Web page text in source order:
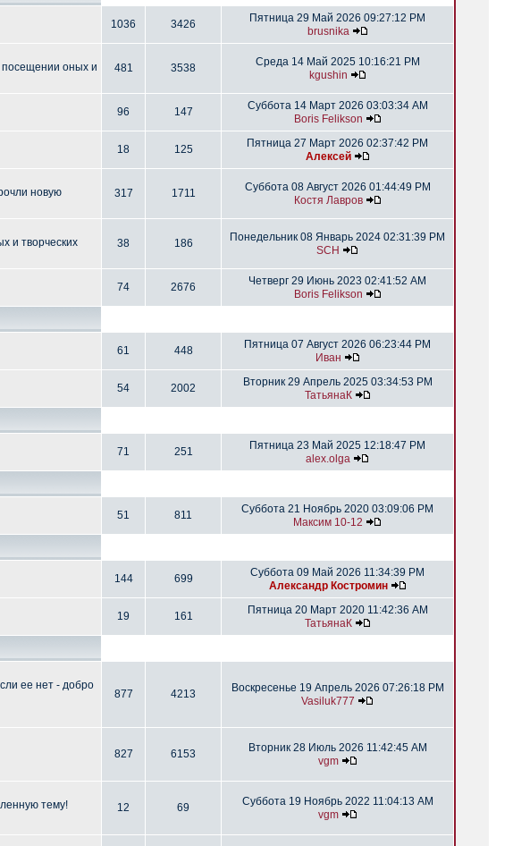
1036 3426
Пятница 29 Май 2026 09:27:12 PM
brusnika
оных и
481 3538
Среда 14 Май 2025 10:16:21 PM
kgushin
96 147
Суббота 14 Март 2026 03:03:34 AM
Boris Felikson
18 125
Пятница 27 Март 2026 02:37:42 PM
Алексей
новую
317 1711
Суббота 08 Август 2026 01:44:49 PM
Костя Лавров
и творческих
38 186
Понедельник 08 Январь 2024 02:31:39 PM
SCH
74 2676
Четверг 29 Июнь 2023 02:41:52 AM
Boris Felikson
61 448
Пятница 07 Август 2026 06:23:44 PM
Иван
54 2002
Вторник 29 Апрель 2025 03:34:53 PM
ТатьянаК
71 251
Пятница 23 Май 2025 12:18:47 PM
alex.olga
51 811
Суббота 21 Ноябрь 2020 03:09:06 PM
Максим 10-12
144 699
Суббота 09 Май 2026 11:34:39 PM
Александр Костромин
19 161
Пятница 20 Март 2020 11:42:36 AM
ТатьянаК
ее нет - добро
877 4213
Воскресенье 19 Апрель 2026 07:26:18 PM
Vasiluk777
827 6153
Вторник 28 Июль 2026 11:42:45 AM
vgm
тему!
12 69
Суббота 19 Ноябрь 2022 11:04:13 AM
vgm